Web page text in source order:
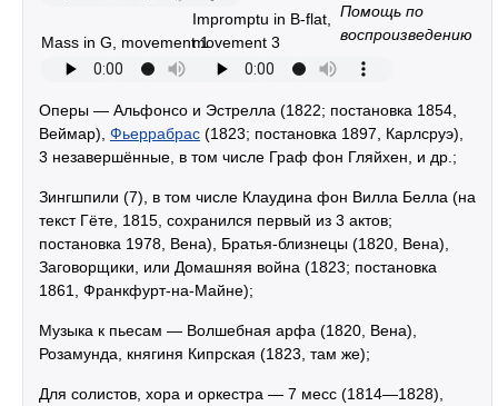
Mass in G, movement 1
Impromptu in B-flat,
movement 3
Помощь по
воспроизведению
Оперы — Альфонсо и Эстрелла (1822; постановка 1854,
Веймар), Фьеррабрас (1823; постановка 1897, Карлсруэ),
3 незавершённые, в том числе Граф фон Гляйхен, и др.;
Зингшпили (7), в том числе Клаудина фон Вилла Белла (на
текст Гёте, 1815, сохранился первый из 3 актов;
постановка 1978, Вена), Братья-близнецы (1820, Вена),
Заговорщики, или Домашняя война (1823; постановка
1861, Франкфурт-на-Майне);
Музыка к пьесам — Волшебная арфа (1820, Вена),
Розамунда, княгиня Кипрская (1823, там же);
Для солистов, хора и оркестра — 7 месс (1814—1828),